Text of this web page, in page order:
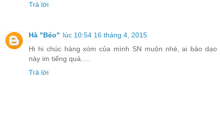
Trả lời
Hà "Béo" lúc 10:54 16 tháng 4, 2015
Hi hi chúc hàng xóm của mình SN muộn nhé, ai bảo dạo
này im tiếng quá.....
Trả lời